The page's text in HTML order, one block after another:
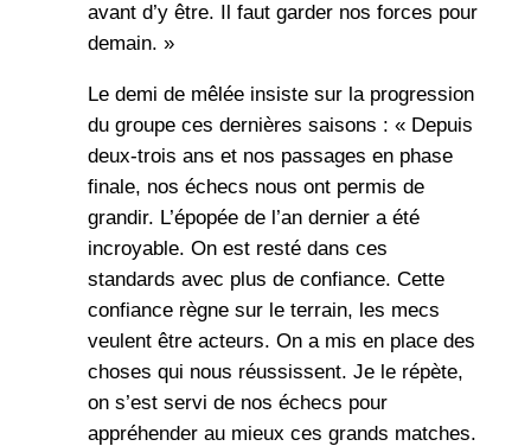
avant d’y être. Il faut garder nos forces pour
demain. »
Le demi de mêlée insiste sur la progression
du groupe ces dernières saisons : « Depuis
deux-trois ans et nos passages en phase
finale, nos échecs nous ont permis de
grandir. L’épopée de l’an dernier a été
incroyable. On est resté dans ces
standards avec plus de confiance. Cette
confiance règne sur le terrain, les mecs
veulent être acteurs. On a mis en place des
choses qui nous réussissent. Je le répète,
on s’est servi de nos échecs pour
appréhender au mieux ces grands matches.